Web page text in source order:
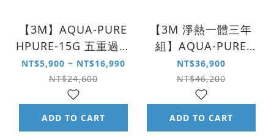
【3M】AQUA-PURE
HPURE-15G 五重過濾
濾芯 HPURE-R600-
CAR
NT$5,900 ~ NT$16,990
NT$24,600
ADD TO CART
【3M 淨熱一體三年
組】AQUA-PURE
HPURE-15G 淨熱一體
觸控式熱飲機
NT$36,900
NT$46,200
ADD TO CART